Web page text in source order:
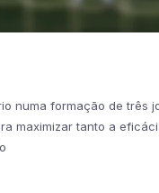
numa formação de três
maximizar tanto a